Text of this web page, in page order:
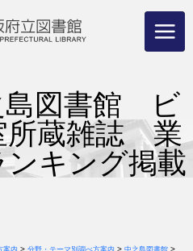
島図書館 ビ
所蔵雑誌 業
キング掲載
案内 > 分野・テーマ別調べ方案内 > 中之島図書館>